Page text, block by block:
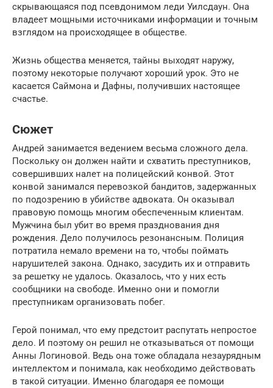
скрывающаяся под псевдонимом леди Уилсдаун. Она
владеет мощными источниками информации и точным
взглядом на происходящее в обществе.
Жизнь общества меняется, тайны выходят наружу,
поэтому некоторые получают хороший урок. Это не
касается Саймона и Дафны, получивших настоящее
счастье.
Сюжет
Андрей занимается ведением весьма сложного дела.
Поскольку он должен найти и схватить преступников,
совершивших налет на полицейский конвой. Этот
конвой занимался перевозкой бандитов, задержанных
по подозрению в убийстве адвоката. Он оказывал
правовую помощь многим обеспеченным клиентам.
Мужчина был убит во время празднования дня
рождения. Дело получилось резонансным. Полиция
потратила немало времени на то, чтобы поймать
нарушителей закона. Однако, засудить их и отправить
за решетку не удалось. Оказалось, что у них есть
сообщники на свободе. Именно они и помогли
преступникам организовать побег.
Герой понимал, что ему предстоит распутать непростое
дело. И поэтому он решил не отказываться от помощи
Анны Логиновой. Ведь она тоже обладала незаурядным
интеллектом и понимала, как необходимо действовать
в такой ситуации. Именно благодаря ее помощи